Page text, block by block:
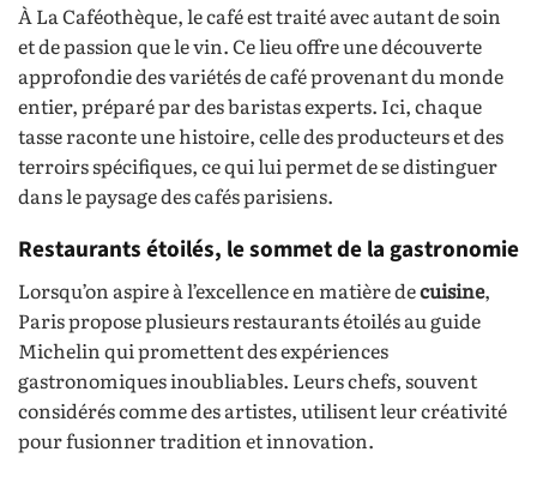
À La Caféothèque, le café est traité avec autant de soin
et de passion que le vin. Ce lieu offre une découverte
approfondie des variétés de café provenant du monde
entier, préparé par des baristas experts. Ici, chaque
tasse raconte une histoire, celle des producteurs et des
terroirs spécifiques, ce qui lui permet de se distinguer
dans le paysage des cafés parisiens.
Restaurants étoilés, le sommet de la gastronomie
Lorsqu’on aspire à l’excellence en matière decuisine,
Paris propose plusieurs restaurants étoilés au guide
Michelin qui promettent des expériences
gastronomiques inoubliables. Leurs chefs, souvent
considérés comme des artistes, utilisent leur créativité
pour fusionner tradition et innovation.